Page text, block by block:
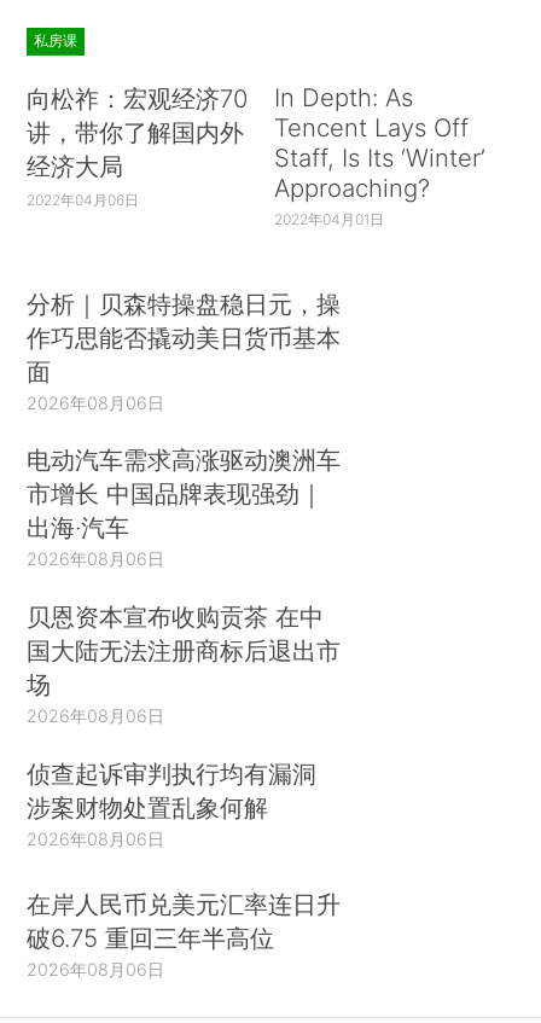
私房课
向松祚：宏观经济70
讲，带你了解国内外
经济大局
2022年04月06日
In Depth: As
Tencent Lays Off
Staff, Is Its ‘Winter’
Approaching?
2022年04月01日
分析｜贝森特操盘稳日元，操
作巧思能否撬动美日货币基本
面
2026年08月06日
电动汽车需求高涨驱动澳洲车
市增长 中国品牌表现强劲｜
出海·汽车
2026年08月06日
贝恩资本宣布收购贡茶 在中
国大陆无法注册商标后退出市
场
2026年08月06日
侦查起诉审判执行均有漏洞
涉案财物处置乱象何解
2026年08月06日
在岸人民币兑美元汇率连日升
破6.75 重回三年半高位
2026年08月06日